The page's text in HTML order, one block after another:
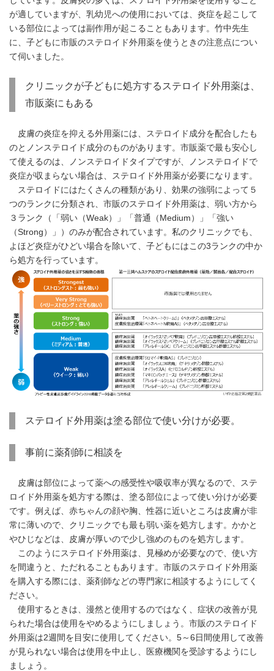
が適していますが、乳幼児への使用においては、炎症を起こして
いる部位によっては副作用が起こることもあります。竹中先生
に、子どもに市販のステロイド外用薬を使うときの注意点につい
て伺いました。
クリニックが子どもに処方するステロイド外用薬は、
市販薬にもある
皮膚の炎症を抑える外用薬には、ステロイド成分を配合したも
のとノンステロイド成分のものがあります。市販薬で最も安心し
て使えるのは、ノンステロイドタイプですが、ノンステロイドで
炎症が収まらない場合は、ステロイド外用薬が必要になります。
ステロイドにはたくさんの種類があり、効果の強弱によって５
つのランクに分類され、市販のステロイド外用薬は、弱い方から
３ランク（「弱い（Weak）」「普通（Medium）」「強い
（Strong）」）のみが配合されています。私のクリニックでも、
よほど炎症がひどい場合を除いて、子どもにはこの3ランクの中か
ら処方を行っています。
ステロイド外用薬は塗る部位で使い分けが必要。
事前に薬剤師に相談を
皮膚は部位によって薬への感受性や吸収率が異なるので、ステ
ロイド外用薬を処方する際は、塗る部位によって使い分けが必要
です。例えば、赤ちゃんの顔や胸、性器に近いところは皮膚が非
常に薄いので、クリニックでも最も弱い薬を処方します。かかと
やひじなどは、皮膚が厚いので少し強めのものを処方します。
このようにステロイド外用薬は、見極めが必要なので、使い方
を間違うと、ただれることもあります。市販のステロイド外用薬
を購入する際には、薬剤師などの専門家に相談するようにしてく
ださい。
使用するときは、漫然と使用するのではなく、症状の改善が見
られた場合は使用をやめるようにしましょう。市販のステロイド
外用薬は2週間を目安に使用してください。5～6日間使用して改善
が見られない場合は使用を中止し、医療機関を受診するようにし
ましょう。
English